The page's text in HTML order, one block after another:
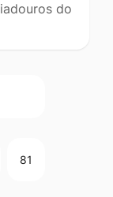
do
81